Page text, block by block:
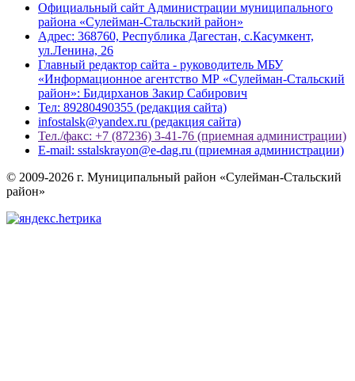
Официальный сайт Администрации муниципального
района «Сулейман-Стальский район»
Адрес: 368760, Республика Дагестан, с.Касумкент,
ул.Ленина, 26
Главный редактор сайта - руководитель МБУ
«Информационное агентство МР «Сулейман-Стальский
район»: Бидирханов Закир Сабирович
Тел: 89280490355 (редакция сайта)
infostalsk@yandex.ru (редакция сайта)
Тел./факс: +7 (87236) 3-41-76 (приемная администрации)
E-mail: sstalskrayon@e-dag.ru (приемная администрации)
© 2009-2026 г. Муниципальный район «Сулейман-Стальский
район»